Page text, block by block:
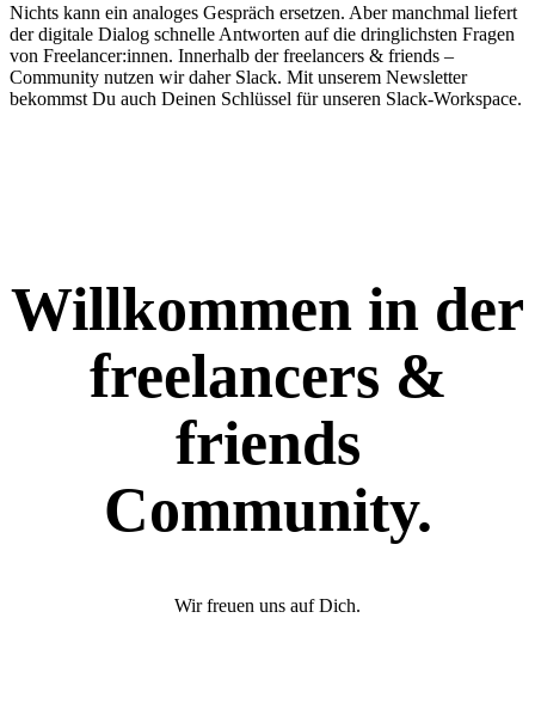
Nichts kann ein analoges Gespräch ersetzen. Aber manchmal liefert
der digitale Dialog schnelle Antworten auf die dringlichsten Fragen
von Freelancer:innen. Innerhalb der freelancers & friends –
Community nutzen wir daher Slack. Mit unserem Newsletter
bekommst Du auch Deinen Schlüssel für unseren Slack-Workspace.
Willkommen in der
freelancers &
friends
Community.
Wir freuen uns auf Dich.